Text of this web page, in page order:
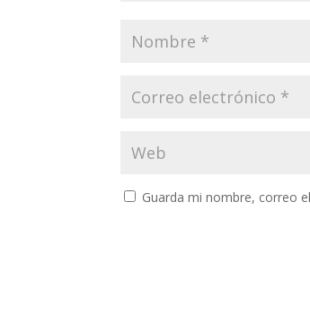
Guarda mi nombre, correo